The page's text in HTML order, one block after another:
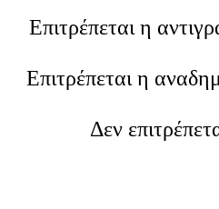
Επιτρέπεται η
Επιτρέπεται η
Δεν